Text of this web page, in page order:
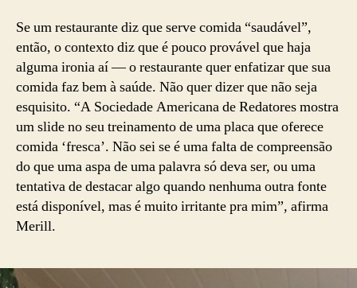
Se um restaurante diz que serve comida “saudável”,
então, o contexto diz que é pouco provável que haja
alguma ironia aí — o restaurante quer enfatizar que sua
comida faz bem à saúde. Não quer dizer que não seja
esquisito. “A Sociedade Americana de Redatores mostra
um slide no seu treinamento de uma placa que oferece
comida ‘fresca’. Não sei se é uma falta de compreensão
do que uma aspa de uma palavra só deva ser, ou uma
tentativa de destacar algo quando nenhuma outra fonte
está disponível, mas é muito irritante pra mim”, afirma
Merill.